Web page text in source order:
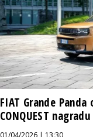
FIAT Grande Panda
CONQUEST
01/04/2026 | 13:30